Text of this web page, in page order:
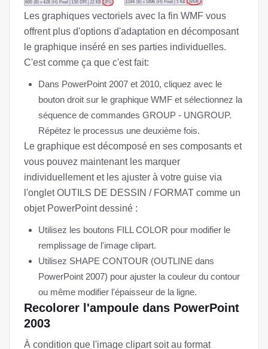
Les graphiques vectoriels avec la fin WMF vous
offrent plus d'options d'adaptation en décomposant
le graphique inséré en ses parties individuelles.
C'est comme ça que c'est fait:
Dans PowerPoint 2007 et 2010, cliquez avec le
bouton droit sur le graphique WMF et sélectionnez la
séquence de commandes GROUP - UNGROUP.
Répétez le processus une deuxième fois.
Le graphique est décomposé en ses composants et
vous pouvez maintenant les marquer
individuellement et les ajuster à votre guise via
l'onglet OUTILS DE DESSIN / FORMAT comme un
objet PowerPoint dessiné :
Utilisez les boutons FILL COLOR pour modifier le
remplissage de l'image clipart.
Utilisez SHAPE CONTOUR (OUTLINE dans
PowerPoint 2007) pour ajuster la couleur du contour
ou même modifier l'épaisseur de la ligne.
Recolorer l'ampoule dans PowerPoint
2003
À condition que l'image clipart soit au format